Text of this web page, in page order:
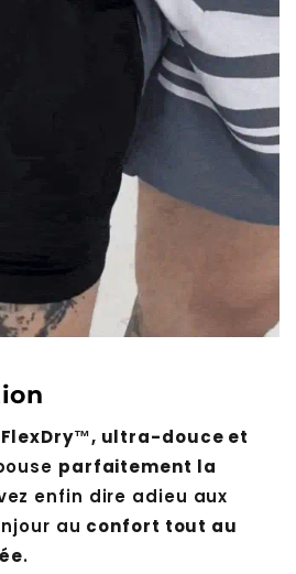
parfaitement la
enfin dire adieu aux
au confort tout au
.